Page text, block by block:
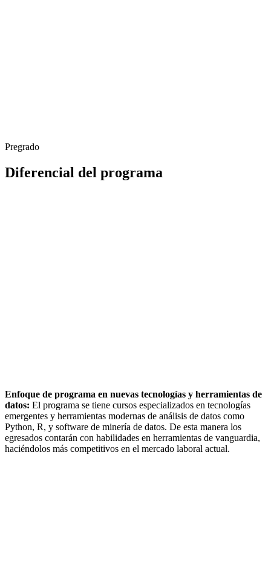
Pregrado
Diferencial del programa
Enfoque de programa en nuevas tecnologías y herramientas de
datos: El programa se tiene cursos especializados en tecnologías
emergentes y herramientas modernas de análisis de datos como
Python, R, y software de minería de datos. De esta manera los
egresados contarán con habilidades en herramientas de vanguardia,
haciéndolos más competitivos en el mercado laboral actual.